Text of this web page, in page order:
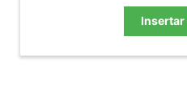
Insertar